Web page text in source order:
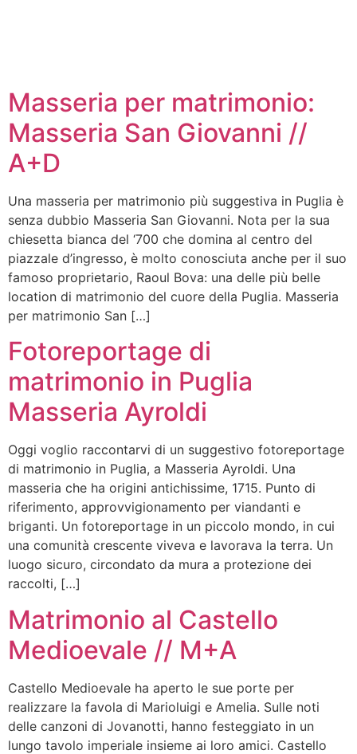
Masseria per matrimonio:
Masseria San Giovanni //
A+D
Una masseria per matrimonio più suggestiva in Puglia è
senza dubbio Masseria San Giovanni. Nota per la sua
chiesetta bianca del ‘700 che domina al centro del
piazzale d’ingresso, è molto conosciuta anche per il suo
famoso proprietario, Raoul Bova: una delle più belle
location di matrimonio del cuore della Puglia. Masseria
per matrimonio San […]
Fotoreportage di
matrimonio in Puglia
Masseria Ayroldi
Oggi voglio raccontarvi di un suggestivo fotoreportage
di matrimonio in Puglia, a Masseria Ayroldi. Una
masseria che ha origini antichissime, 1715. Punto di
riferimento, approvvigionamento per viandanti e
briganti. Un fotoreportage in un piccolo mondo, in cui
una comunità crescente viveva e lavorava la terra. Un
luogo sicuro, circondato da mura a protezione dei
raccolti, […]
Matrimonio al Castello
Medioevale // M+A
Castello Medioevale ha aperto le sue porte per
realizzare la favola di Marioluigi e Amelia. Sulle noti
delle canzoni di Jovanotti, hanno festeggiato in un
lungo tavolo imperiale insieme ai loro amici. Castello